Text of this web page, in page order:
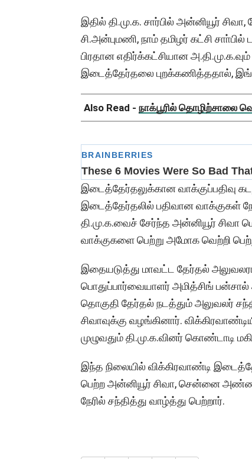
இதில் தி.மு.க. சார்பில் அன்னியூர்
சி.அன்புமணி, நாம் தமிழர் கட்சி
பிரதான எதிர்க்கட்சியான
இடைத்தேர்தலை புறக்கணித்ததால்,
Also Read - நாக்பூரில் தொழிற்சாலை
இடைத்தேர்தலுக்கான வாக்குப்பதிவு
இடைத்தேர்தலில் பதிவான வாக்குகள்
தி.மு.க.வைச் சேர்ந்த அன்னியூர் சிவா
வாக்குகளை பெற்று அமோக வெற்றி
இதையடுத்து மாவட்ட தேர்தல்
பொதுப்பார்வையாளர் அமித்சிங்
தொகுதி தேர்தல் நடத்தும் அலுவலர்
சிவாவுக்கு வழங்கினார்.
முழுவதும் தி.மு.க.வினர் கொண்டாடி
இந்த நிலையில் விக்கிரவாண்டி
பெற்ற அன்னியூர் சிவா, சென்னை
நேரில் சந்தித்து வாழ்த்து பெற்றார்.